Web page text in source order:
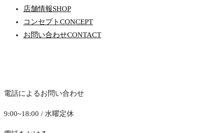
店舗情報SHOP
コンセプトCONCEPT
お問い合わせCONTACT
電話によるお問い合わせ
9:00~18:00 / 水曜定休